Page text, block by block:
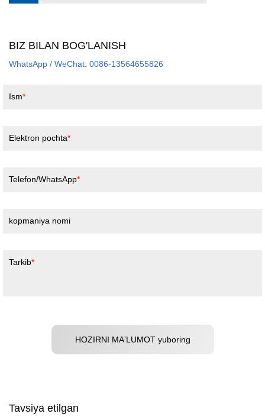
BIZ BILAN BOG'LANISH
WhatsApp / WeChat: 0086-13564655826
Ism
Elektron pochta
Telefon/WhatsApp
kopmaniya nomi
Tarkib
HOZIRNI MA'LUMOT yuboring
Tavsiya etilgan